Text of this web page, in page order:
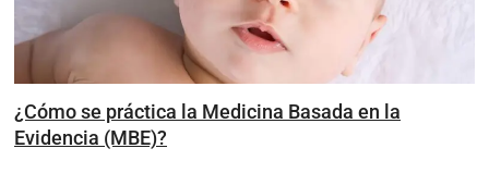
¿Cómo se práctica la Medicina Basada en la
Evidencia (MBE)?